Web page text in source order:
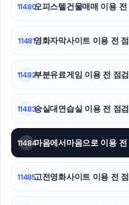
11480오피스텔건물매매 이용
11481영화자막사이트 이용 전
11482부분유료게임 이용 전 점
11483숭실대연습실 이용 전 점
11484
11485고전영화사이트 이용 전